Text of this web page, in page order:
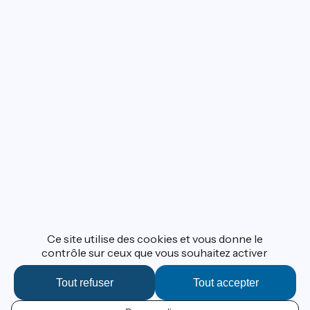
Ce site utilise des cookies et vous donne le
contrôle sur ceux que vous souhaitez activer
Tout accepter
Tout refuser